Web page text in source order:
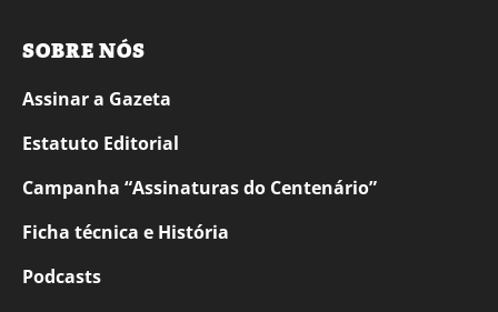
SOBRE NÓS
Assinar a Gazeta
Estatuto Editorial
Campanha “Assinaturas do Centenário”
Ficha técnica e História
Podcasts